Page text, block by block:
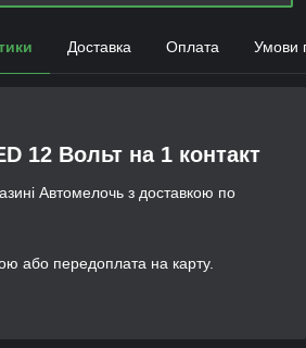
Доставка Оплата Умови
12 Вольт на 1 контакт
Автомелочь з доставкою по
або передоплата на карту.